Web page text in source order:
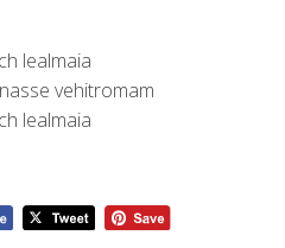
lealmaia
vehitromam
lealmaia